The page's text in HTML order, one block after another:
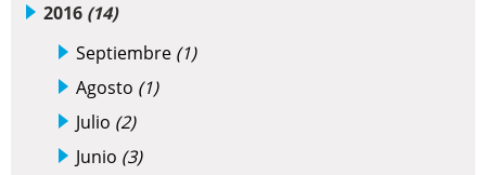
2016 (14)
Septiembre (1)
Agosto (1)
Julio (2)
Junio (3)